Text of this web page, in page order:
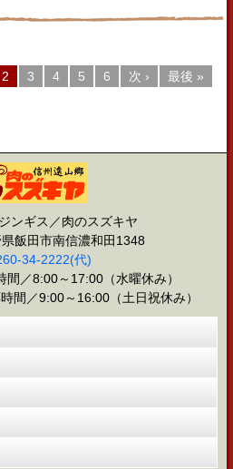
2 3 4 5 6 次 › 最後 »
ンギス／肉のスズキヤ
飯田市南信濃和田1348
34-2222(代)
／8:00～17:00（水曜休み）
間／9:00～16:00（土日祝休み）